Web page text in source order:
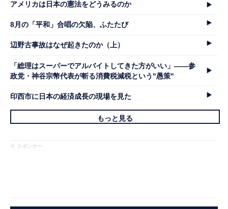
アメリカは日本の憲法をどうみるのか
8月の「平和」合唱の欠陥、ふたたび
辺野古事故はなぜ起きたのか（上）
「総理はスーパーでアルバイトしてきた方がいい」――参
政党・神谷宗幣代表が斬る消費税減税という"愚策"
印西市に日本の経済成長の現場を見た
もっと見る
※ スポンサー